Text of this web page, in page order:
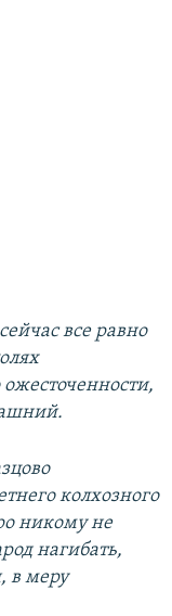
все равно
колхозного
никому не
нагибать,
в меру